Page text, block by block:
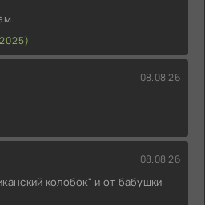
08.08.26
08.08.26
колобок" и от бабушки